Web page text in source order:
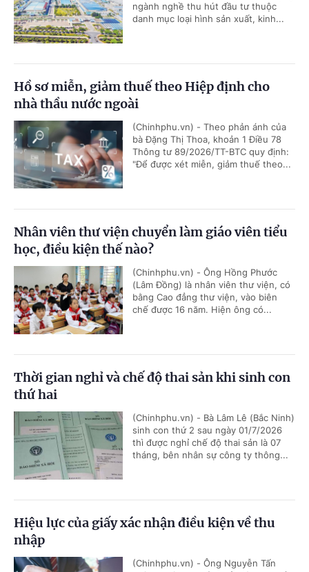
ngành nghề thu hút đầu tư thuộc
danh mục loại hình sản xuất, kinh...
Hồ sơ miễn, giảm thuế theo Hiệp định cho
nhà thầu nước ngoài
(Chinhphu.vn) - Theo phản ánh của
bà Đặng Thị Thoa, khoản 1 Điều 78
Thông tư 89/2026/TT-BTC quy định:
"Để được xét miễn, giảm thuế theo...
Nhân viên thư viện chuyển làm giáo viên tiểu
học, điều kiện thế nào?
(Chinhphu.vn) - Ông Hồng Phước
(Lâm Đồng) là nhân viên thư viện, có
bằng Cao đẳng thư viện, vào biên
chế được 16 năm. Hiện ông có...
Thời gian nghỉ và chế độ thai sản khi sinh con
thứ hai
(Chinhphu.vn) - Bà Lâm Lê (Bắc Ninh)
sinh con thứ 2 sau ngày 01/7/2026
thì được nghỉ chế độ thai sản là 07
tháng, bên nhân sự công ty thông...
Hiệu lực của giấy xác nhận điều kiện về thu
nhập
(Chinhphu.vn) - Ông Nguyễn Tấn